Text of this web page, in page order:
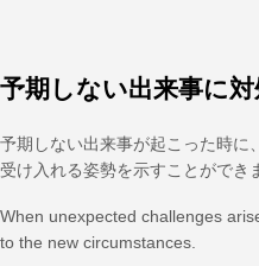
予期しない出来事に
予期しない出来事が起こった時に
受け入れる姿勢を示すことができ
When unexpected challenges
to the new circumstances.